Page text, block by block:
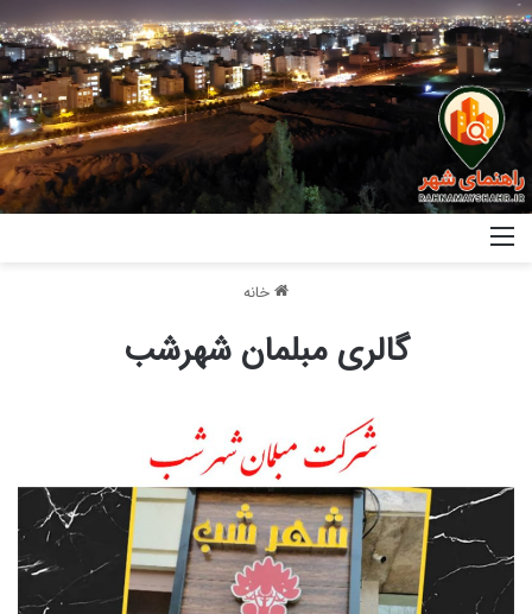
خانه
گالری مبلمان شهرشب